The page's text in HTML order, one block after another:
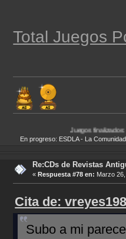
Total Juegos
Juegos finalizados:Bionicle
En progreso: ESDLA - La
Re:CDs de Revistas
« Respuesta #78 en: Marzo
Cita de:
Subo a mi